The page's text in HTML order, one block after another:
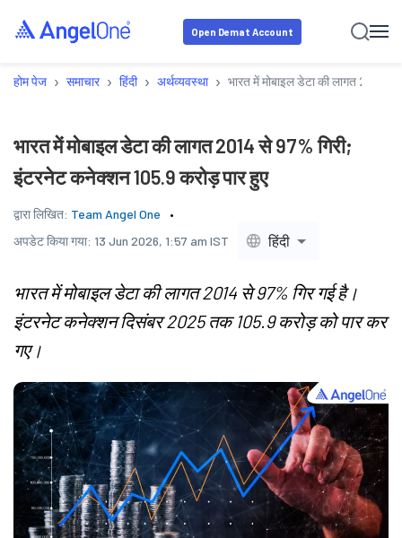
Open Demat Account
होम पेज › समाचार › हिंदी › अर्थव्यवस्था › भारत में मोबाइल डेटा की लागत 2014
भारत में मोबाइल डेटा की लागत 2014 से 97% गिरी;
इंटरनेट कनेक्शन 105.9 करोड़ पार हुए
द्वारा लिखित: Team Angel One
अपडेट किया गया: 13 Jun 2026, 1:57 am IST हिंदी
भारत में मोबाइल डेटा की लागत 2014 से 97% गिर गई है।
इंटरनेट कनेक्शन दिसंबर 2025 तक 105.9 करोड़ को पार कर
गए।